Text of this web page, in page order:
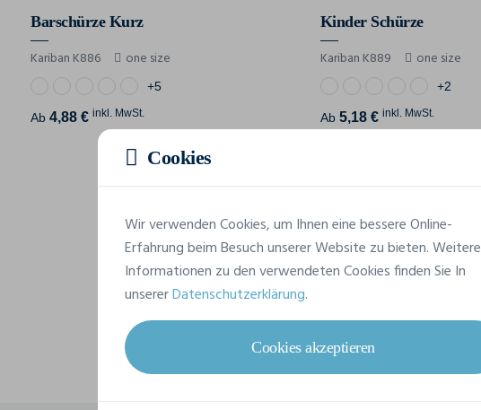
Barschürze Kurz
Kariban K886 one size
+5
Ab4,88 € inkl. MwSt.
Kinder Schürze
Kariban K889 one size
+2
Ab 5,18 € inkl. MwSt.
Affichage de 12 résultats sur 56
Nächsten 12 Produkte anzeigen
Cookies
Wir verwenden Cookies, um Ihnen eine bessere Online-
Erfahrung beim Besuch unserer Website zu bieten. Weitere
Informationen zu den verwendeten Cookies finden Sie In
unsererDatenschutzerklärung.
Cookies akzeptieren